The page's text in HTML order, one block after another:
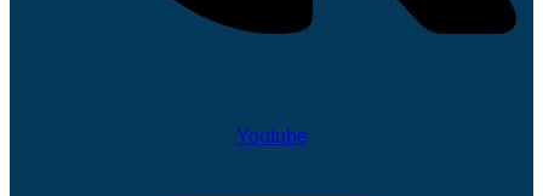
Youtube